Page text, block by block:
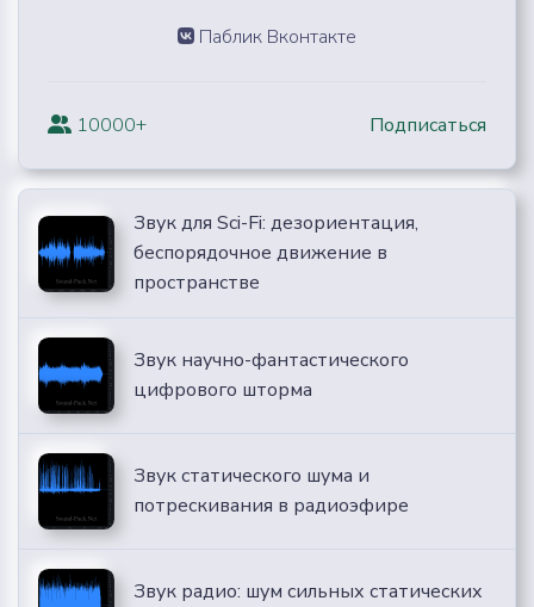
Паблик Вконтакте
10000+ Подписаться
Звук для Sci-Fi: дезориентация,
беспорядочное движение в
пространстве
Звук научно-фантастического
цифрового шторма
Звук статического шума и
потрескивания в радиоэфире
Звук радио: шум сильных статических